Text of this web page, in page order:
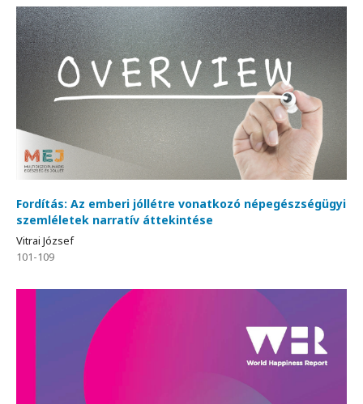
Fordítás: Az emberi jóllétre vonatkozó népegészségügyi
szemléletek narratív áttekintése
Vitrai József
101-109